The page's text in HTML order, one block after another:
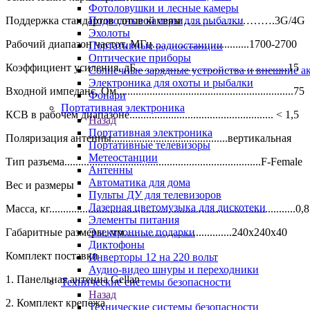
Фотоловушки и лесные камеры
Подводные камеры для рыбалки
Эхолоты
Портативные радиостанции
Оптические приборы
Солнечные зарядные устройства и внешние
Электроника для охоты и рыбалки
Фонари
Портативная электроника
Назад
Портативная электроника
Портативные телевизоры
Метеостанции
Антенны
Автоматика для дома
Пульты ДУ для телевизоров
Лазерная цветомузыка для дискотеки
Элементы питания
Электронные подарки
Диктофоны
Инверторы 12 на 220 вольт
Аудио-видео шнуры и переходники
Технические системы безопасности
Назад
Технические системы безопасности
Поддержка стандартов сотовой связи…………………….3G/4G
Рабочий диапазон частот, МГц...................................1700-2700
Коэффициент усиления, дБ.......................................................15
Входной импеданс, Ом................................................................75
КСВ в рабочем диапазоне.................................................... < 1,5
Поляризация антенны..........................................вертикальная
Тип разъема.......................................................................F-Female
Вес и размеры
Масса, кг.........................................................................................0,8
Габаритные размеры, мм.......................................240х240х40
Комплект поставки
1. Панельная антенна Gellan
2. Комплект крепежа